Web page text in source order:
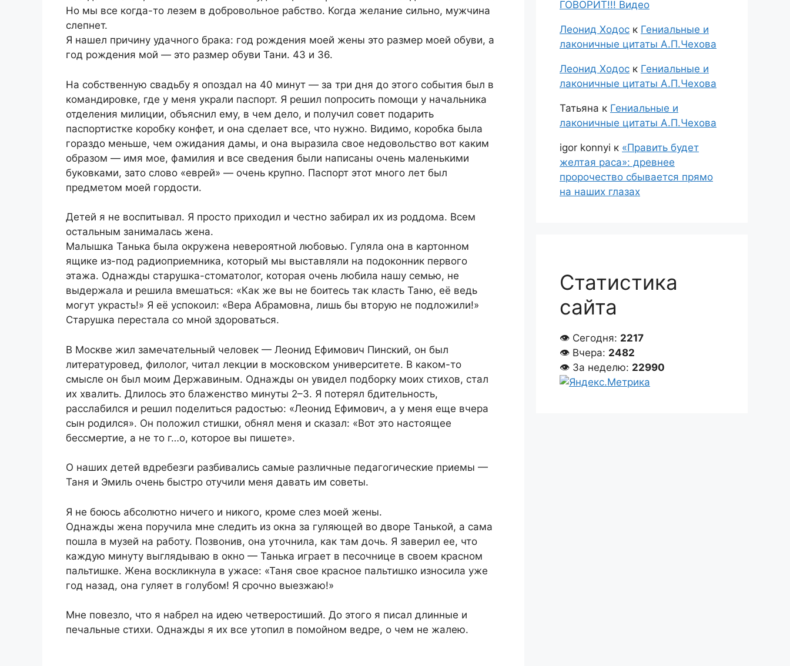
Но мы все когда-то лезем в добровольное рабство. Когда желание сильно, мужчина
слепнет.
Я нашел причину удачного брака: год рождения моей жены это размер моей обуви, а
год рождения мой — это размер обуви Тани. 43 и 36.
На собственную свадьбу я опоздал на 40 минут — за три дня до этого события был в
командировке, где у меня украли паспорт. Я решил попросить помощи у начальника
отделения милиции, объяснил ему, в чем дело, и получил совет подарить
паспортистке коробку конфет, и она сделает все, что нужно. Видимо, коробка была
гораздо меньше, чем ожидания дамы, и она выразила свое недовольство вот каким
образом — имя мое, фамилия и все сведения были написаны очень маленькими
буковками, зато слово «еврей» — очень крупно. Паспорт этот много лет был
предметом моей гордости.
Детей я не воспитывал. Я просто приходил и честно забирал их из роддома. Всем
остальным занималась жена.
Малышка Танька была окружена невероятной любовью. Гуляла она в картонном
ящике из-под радиоприемника, который мы выставляли на подоконник первого
этажа. Однажды старушка-стоматолог, которая очень любила нашу семью, не
выдержала и решила вмешаться: «Как же вы не боитесь так класть Таню, её ведь
могут украсть!» Я её успокоил: «Вера Абрамовна, лишь бы вторую не подложили!»
Старушка перестала со мной здороваться.
В Москве жил замечательный человек — Леонид Ефимович Пинский, он был
литературовед, филолог, читал лекции в московском университете. В каком-то
смысле он был моим Державиным. Однажды он увидел подборку моих стихов, стал
их хвалить. Длилось это блаженство минуты 2–3. Я потерял бдительность,
расслабился и решил поделиться радостью: «Леонид Ефимович, а у меня еще вчера
сын родился». Он положил стишки, обнял меня и сказал: «Вот это настоящее
бессмертие, а не то г…о, которое вы пишете».
О наших детей вдребезги разбивались самые различные педагогические приемы —
Таня и Эмиль очень быстро отучили меня давать им советы.
Я не боюсь абсолютно ничего и никого, кроме слез моей жены.
Однажды жена поручила мне следить из окна за гуляющей во дворе Танькой, а сама
пошла в музей на работу. Позвонив, она уточнила, как там дочь. Я заверил ее, что
каждую минуту выглядываю в окно — Танька играет в песочнице в своем красном
пальтишке. Жена воскликнула в ужасе: «Таня свое красное пальтишко износила уже
год назад, она гуляет в голубом! Я срочно выезжаю!»
Мне повезло, что я набрел на идею четверостиший. До этого я писал длинные и
печальные стихи. Однажды я их все утопил в помойном ведре, о чем не жалею.
ГОВОРИТ!!! Видео
Леонид Ходос к Гениальные и
лаконичные цитаты А.П.Чехова
Леонид Ходос к Гениальные и
лаконичные цитаты А.П.Чехова
Татьяна к Гениальные и
лаконичные цитаты А.П.Чехова
igor konnyi к «Править будет
желтая раса»: древнее
пророчество сбывается прямо
на наших глазах
Статистика
сайта
👁 Сегодня: 2217
👁 Вчера: 2482
👁 За неделю: 22990